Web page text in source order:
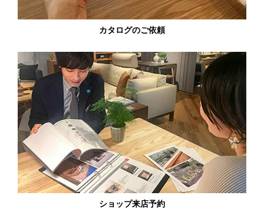
カタログのご依頼
ショップ来店予約